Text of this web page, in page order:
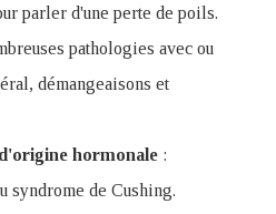
parler d'une perte de poils.
pathologies avec ou
démangeaisons et
d'origine hormonale :
syndrome de Cushing.